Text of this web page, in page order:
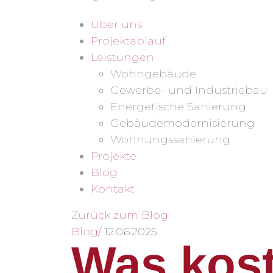
Über uns
Projektablauf
Leistungen
Wohngebäude
Gewerbe- und Industriebau
Energetische Sanierung
Gebäudemodernisierung
Wohnungssanierung
Projekte
Blog
Kontakt
Zurück zum Blog
Blog/12.06.2025